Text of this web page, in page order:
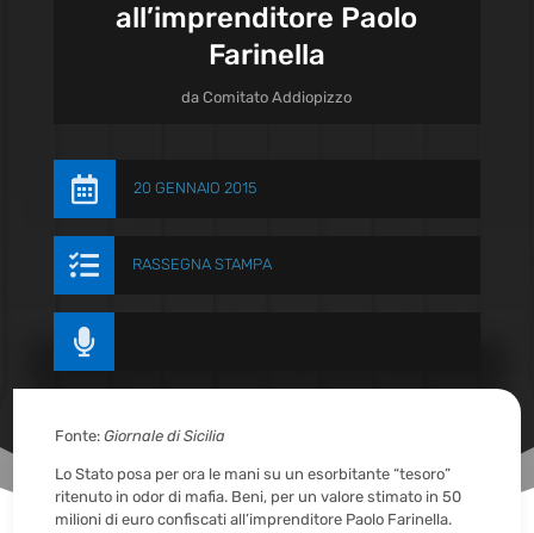
all’imprenditore Paolo
Farinella
daComitato Addiopizzo
 20 GENNAIO 2015
 RASSEGNA STAMPA

Fonte:Giornale di Sicilia
Lo Stato posa per ora le mani su un esorbitante “tesoro”
ritenuto in odor di mafia. Beni, per un valore stimato in 50
milioni di euro confiscati all’imprenditore Paolo Farinella.